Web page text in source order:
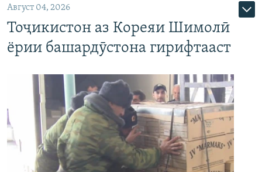
Август 04, 2026
Тоҷикистон аз Кореяи Шимолӣ
ёрии башардӯстона гирифтааст